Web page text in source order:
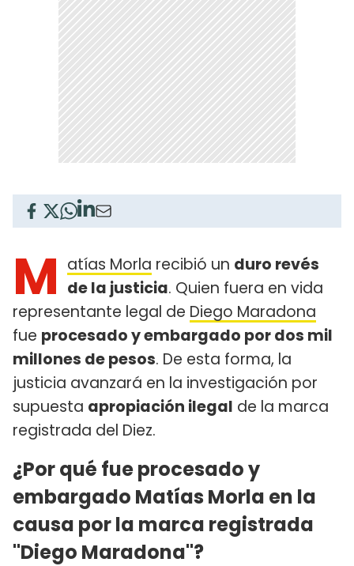
M atías Morla recibió un duro revés
de la justicia. Quien fuera en vida
representante legal de Diego Maradona
fue procesado y embargado por dos mil
millones de pesos. De esta forma, la
justicia avanzará en la investigación por
supuesta apropiación ilegal de la marca
registrada del Diez.
¿Por qué fue procesado y
embargado Matías Morla en la
causa por la marca registrada
"Diego Maradona"?